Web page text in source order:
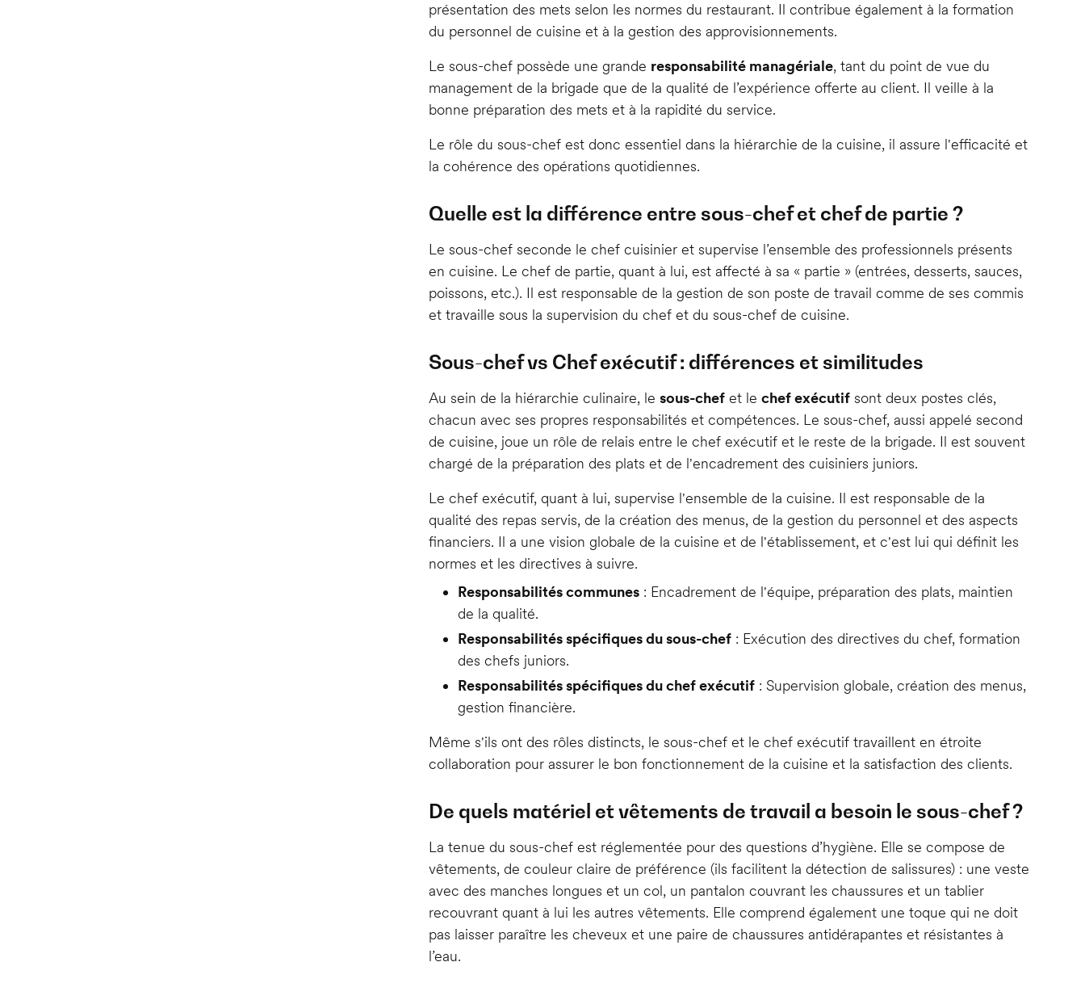
présentation des mets selon les normes du restaurant. Il contribue également à la formation
du personnel de cuisine et à la gestion des approvisionnements.
Le sous-chef possède une grande responsabilité managériale, tant du point de vue du
management de la brigade que de la qualité de l’expérience offerte au client. Il veille à la
bonne préparation des mets et à la rapidité du service.
Le rôle du sous-chef est donc essentiel dans la hiérarchie de la cuisine, il assure l'efficacité et
la cohérence des opérations quotidiennes.
Quelle est la différence entre sous-chef et chef de partie ?
Le sous-chef seconde le chef cuisinier et supervise l’ensemble des professionnels présents
en cuisine. Le chef de partie, quant à lui, est affecté à sa « partie » (entrées, desserts, sauces,
poissons, etc.). Il est responsable de la gestion de son poste de travail comme de ses commis
et travaille sous la supervision du chef et du sous-chef de cuisine.
Sous-chef vs Chef exécutif : différences et similitudes
Au sein de la hiérarchie culinaire, lesous-chef et lechef exécutif sont deux postes clés,
chacun avec ses propres responsabilités et compétences. Le sous-chef, aussi appelé second
de cuisine, joue un rôle de relais entre le chef exécutif et le reste de la brigade. Il est souvent
chargé de la préparation des plats et de l'encadrement des cuisiniers juniors.
Le chef exécutif, quant à lui, supervise l'ensemble de la cuisine. Il est responsable de la
qualité des repas servis, de la création des menus, de la gestion du personnel et des aspects
financiers. Il a une vision globale de la cuisine et de l'établissement, et c'est lui qui définit les
normes et les directives à suivre.
Responsabilités communes : Encadrement de l'équipe, préparation des plats, maintien
de la qualité.
Responsabilités spécifiques du sous-chef : Exécution des directives du chef, formation
des chefs juniors.
Responsabilités spécifiques du chef exécutif : Supervision globale, création des menus,
gestion financière.
Même s'ils ont des rôles distincts, le sous-chef et le chef exécutif travaillent en étroite
collaboration pour assurer le bon fonctionnement de la cuisine et la satisfaction des clients.
De quels matériel et vêtements de travail a besoin le sous-chef ?
La tenue du sous-chef est réglementée pour des questions d’hygiène. Elle se compose de
vêtements, de couleur claire de préférence (ils facilitent la détection de salissures) : une veste
avec des manches longues et un col, un pantalon couvrant les chaussures et un tablier
recouvrant quant à lui les autres vêtements. Elle comprend également une toque qui ne doit
pas laisser paraître les cheveux et une paire de chaussures antidérapantes et résistantes à
l’eau.